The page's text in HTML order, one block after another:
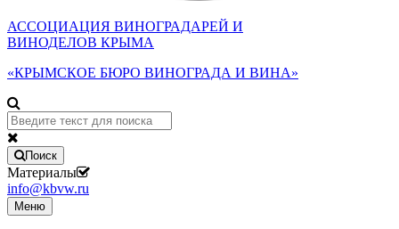
АССОЦИАЦИЯ ВИНОГРАДАРЕЙ И
ВИНОДЕЛОВ КРЫМА
«КРЫМСКОЕ БЮРО ВИНОГРАДА И ВИНА»
Поиск
Материалы
info@kbvw.ru
Меню